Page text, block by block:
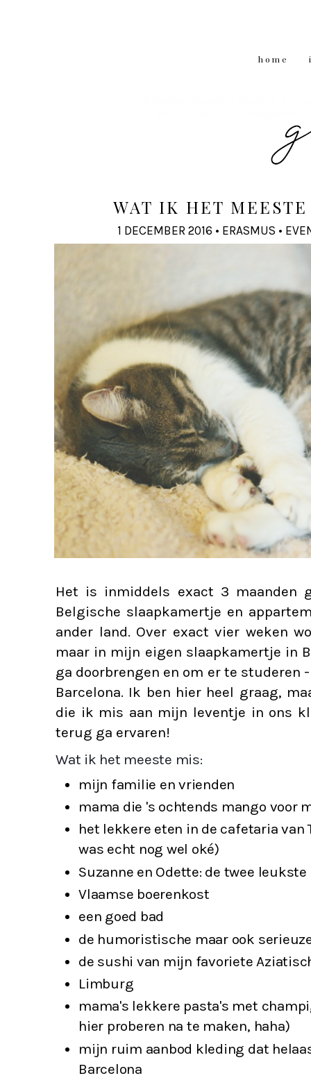
home
WAT IK HET
1 DECEMBER 2016 • ERASMUS •
Het is inmiddels exact 3 maanden
Belgische slaapkamertje en
ander land. Over exact vier weken
maar in mijn eigen slaapkamertje in
ga doorbrengen en om er te studeren
Barcelona. Ik ben hier heel graag,
die ik mis aan mijn leventje in ons
terug ga ervaren!
Wat ik het meeste mis:
mijn familie en vrienden
mama die 's ochtends mango voor
het lekkere eten in de cafetaria van
was echt nog wel oké)
Suzanne en Odette: de twee
Vlaamse boerenkost
een goed bad
de humoristische maar ook
de sushi van mijn favoriete
Limburg
mama's lekkere pasta's met
hier proberen na te maken, haha)
mijn ruim aanbod kleding dat
Barcelona